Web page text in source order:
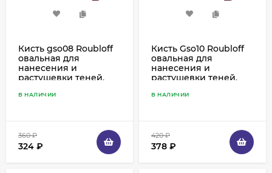
Кисть gso08 Roubloff
овальная для
нанесения и
растушевки теней,
козы
В НАЛИЧИИ
360₽
324 ₽
Кисть Gso10 Roubloff
овальная для
нанесения и
растушевки теней,
козы
В НАЛИЧИИ
420₽
378 ₽